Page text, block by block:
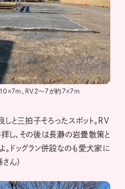
10×7m、RV2～7が約7×7m
しと三拍子そろったスポット。RV
し、その後は長瀞の岩畳散策と
。ドッグラン併設なのも愛犬家に
ん）